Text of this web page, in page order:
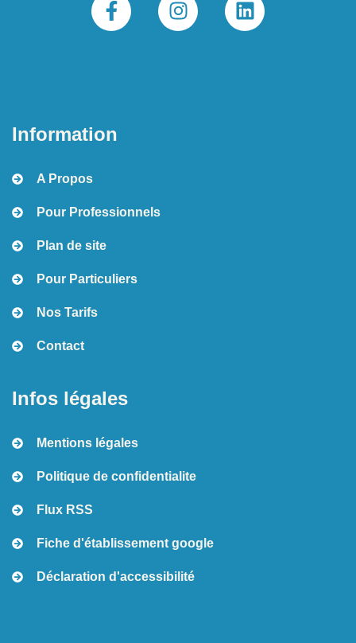
Information
A Propos
Pour Professionnels
Plan de site
Pour Particuliers
Nos Tarifs
Contact
Infos légales
Mentions légales
Politique de confidentialite
Flux RSS
Fiche d'établissement google
Déclaration d'accessibilité